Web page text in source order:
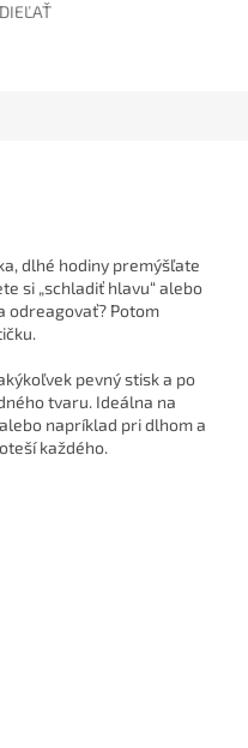
dlhé hodiny premýšľate
si „schladiť hlavu“ alebo
odreagovať? Potom
pevný stisk a po
tvaru. Ideálna na
napríklad pri dlhom a
každého.